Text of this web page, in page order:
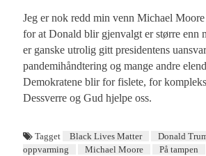
Jeg er nok redd min venn Michael Moore
for at Donald blir gjenvalgt er større enn
er ganske utrolig gitt presidentens
pandemihåndtering og mange andre
Demokratene blir for fislete, for
Dessverre og Gud hjelpe oss.
Tagget Black Lives Matter Donald
oppvarming
Michael Moore På tampen